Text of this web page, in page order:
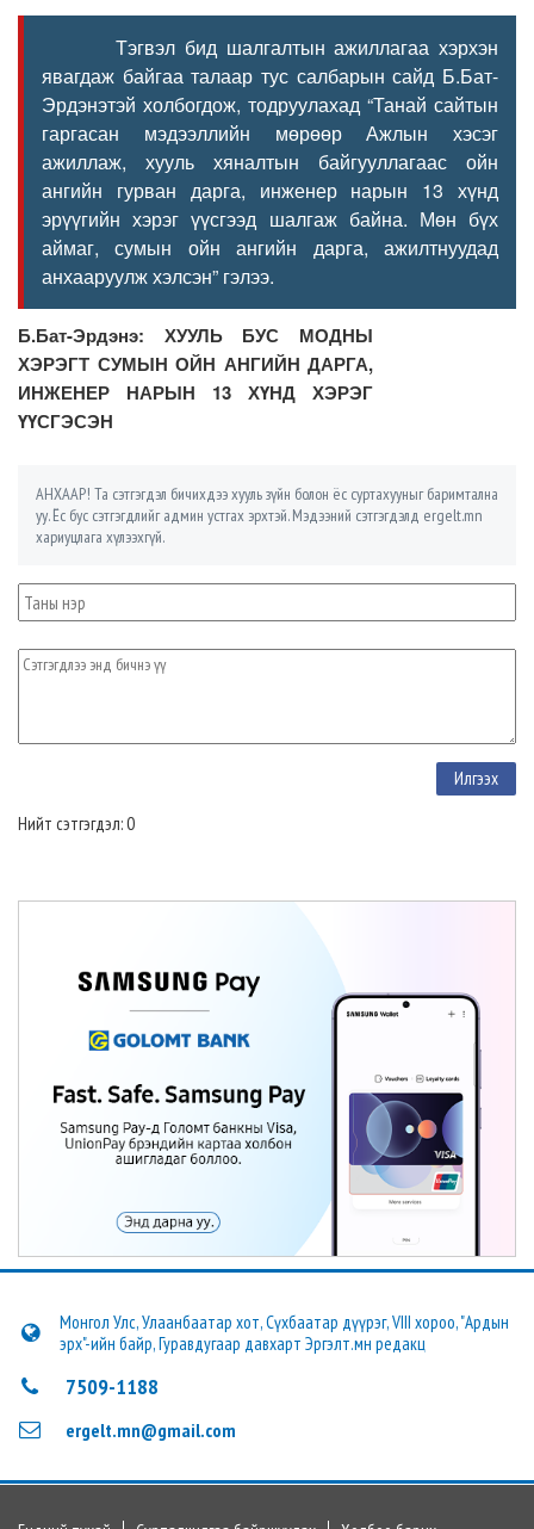
Тэгвэл бид шалгалтын ажиллагаа хэрхэн
явагдаж байгаа талаар тус салбарын сайд Б.Бат-
Эрдэнэтэй холбогдож, тодруулахад “Танай сайтын
гаргасан мэдээллийн мөрөөр Ажлын хэсэг
ажиллаж, хууль хяналтын байгууллагаас ойн
ангийн гурван дарга, инженер нарын 13 хүнд
эрүүгийн хэрэг үүсгээд шалгаж байна. Мөн бүх
аймаг, сумын ойн ангийн дарга, ажилтнуудад
анхааруулж хэлсэн” гэлээ.
Б.Бат-Эрдэнэ: ХУУЛЬ БУС МОДНЫ
ХЭРЭГТ СУМЫН ОЙН АНГИЙН ДАРГА,
ИНЖЕНЕР НАРЫН 13 ХҮНД ХЭРЭГ
ҮҮСГЭСЭН
АНХААР! Та сэтгэгдэл бичихдээ хууль зүйн болон ёс суртахууныг баримтална
уу. Ёс бус сэтгэгдлийг админ устгах эрхтэй. Мэдээний сэтгэгдэлд ergelt.mn
хариуцлага хүлээхгүй.
Нийт сэтгэгдэл: 0
Монгол Улс, Улаанбаатар хот, Сүхбаатар дүүрэг, VIII хороо, "Ардын
эрх"-ийн байр, Гуравдугаар давхарт Эргэлт.мн редакц
7509-1188
ergelt.mn@gmail.com